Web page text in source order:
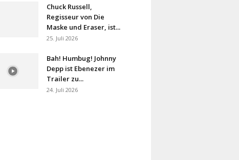
Chuck Russell,
Regisseur von Die
Maske und Eraser, ist...
25. Juli 2026
Bah! Humbug! Johnny
Depp ist Ebenezer im
Trailer zu...
24. Juli 2026